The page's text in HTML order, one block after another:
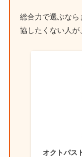
総合力で選ぶな
協したくない人が
オクトパス